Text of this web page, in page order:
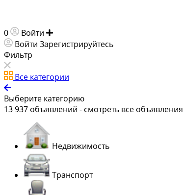
0 Войти
Войти Зарегистрируйтесь
Фильтр
Все категории
Выберите категорию
13 937 объявлений - смотреть все объявления
Недвижимость
Транспорт